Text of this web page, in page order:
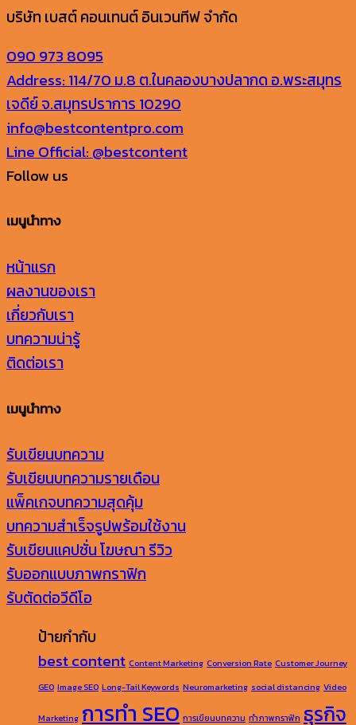
บริษัท เบสต์ คอนเทนต์ อินเวนทีฟ จำกัด
090 973 8095
Address: 114/70 ม.8 ต.ในคลองบางปลากด อ.พระสมุทร
เจดีย์ จ.สมุทรปราการ 10290
info@bestcontentpro.com
Line Official: @bestcontent
Follow us
เมนูนำทาง
หน้าแรก
ผลงานของเรา
เกี่ยวกับเรา
บทความน่ารู้
ติดต่อเรา
เมนูนำทาง
รับเขียนบทความ
รับเขียนบทความรายเดือน
แพ็คเกจบทความสุดคุ้ม
บทความสำเร็จรูปพร้อมใช้งาน
รับเขียนแคปชั่น โฆษณา รีวิว
รับออกแบบภาพกราฟิก
รับตัดต่อวีดีโอ
ป้ายกำกับ
best content Content Marketing Conversion Rate Customer Journey
GEO Image SEO Long-Tail Keywords Neuromarketing social distancing Video
Marketing การทำ SEO การเขียนบทความ ทำภาพกราฟิก ธุรกิจ